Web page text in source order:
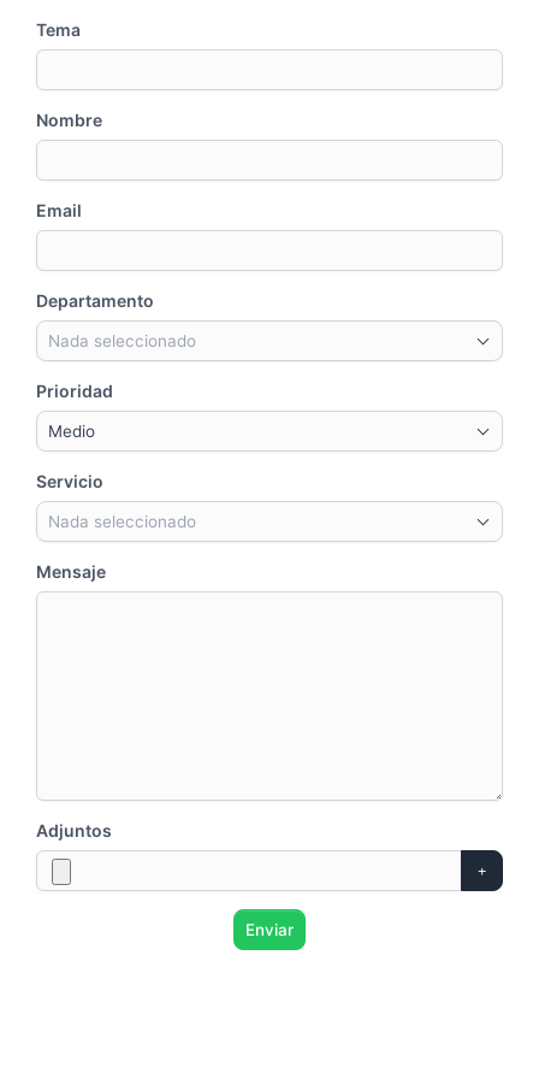
Tema
Nombre
Email
Departamento
Nada seleccionado
Prioridad
Medio
Servicio
Nada seleccionado
Mensaje
Adjuntos
Enviar